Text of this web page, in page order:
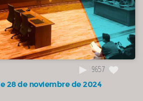
9657
28 de noviembre de 2024